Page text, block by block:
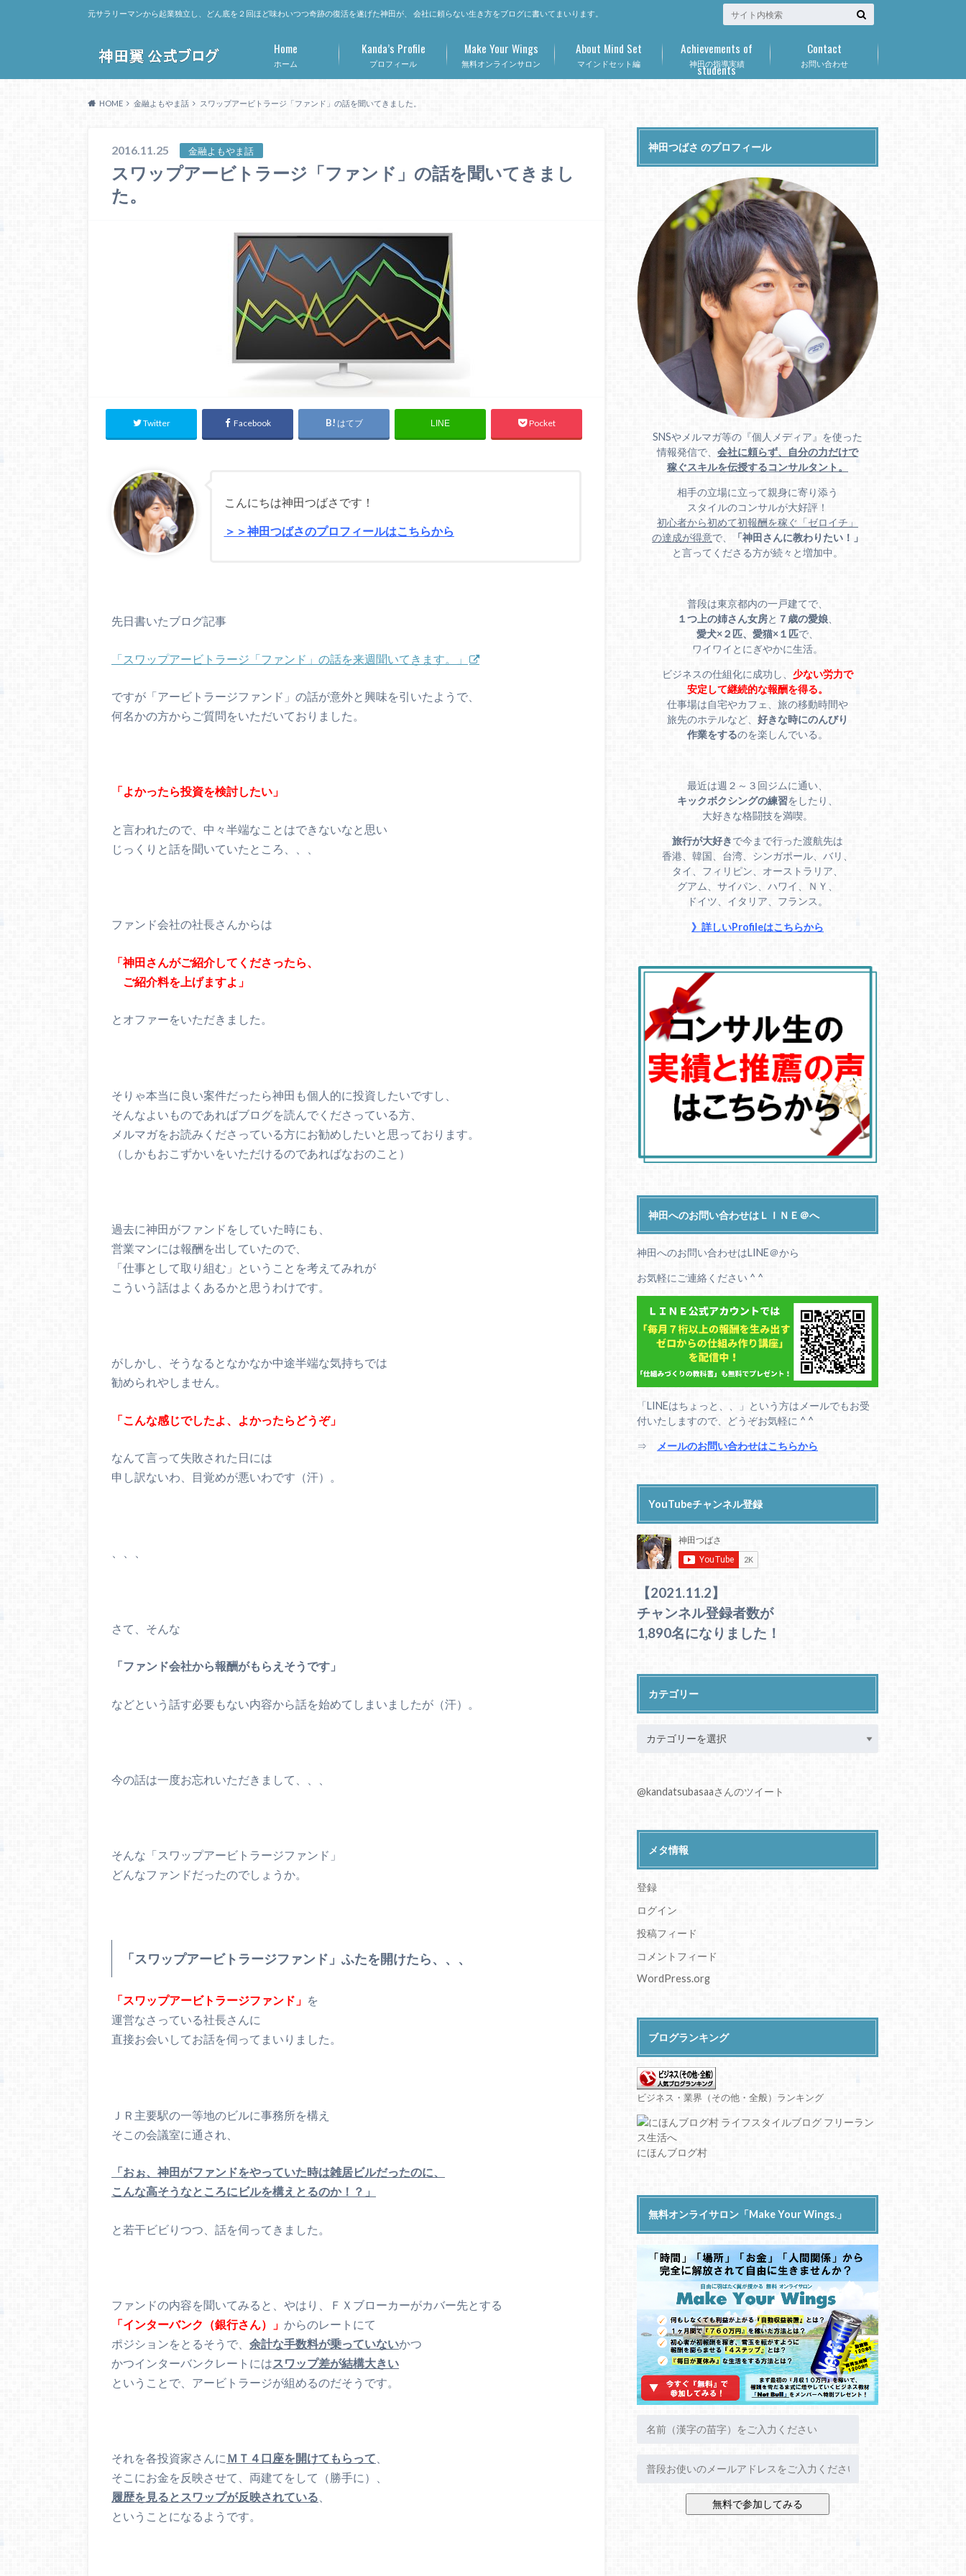
元サラリーマンから起業独立し、どん底を２回ほど味わいつつ奇跡の復活を遂げた神田が、 会社に頼らない生き方をブログに書いてまいります。
ホーム
Home
プロフィール
Kanda’s Profile
無料オンラインサロン
Make Your Wings
マインドセット編
About Mind Set
神田の指導実績
Achievements of
students
お問い合わせ
Contact
HOME 金融よもやま話 スワップアービトラージ「ファンド」の話を聞いてきました。
2016.11.25 金融よもやま話
スワップアービトラージ「ファンド」の話を聞いてきまし
た。
Twitter Facebook はてブ LINE Pocket
こんにちは神田つばさです！
＞＞神田つばさのプロフィールはこちらから
先日書いたブログ記事
「スワップアービトラージ「ファンド」の話を来週聞いてきます。」
ですが「アービトラージファンド」の話が意外と興味を引いたようで、
何名かの方からご質問をいただいておりました。
「よかったら投資を検討したい」
と言われたので、中々半端なことはできないなと思い
じっくりと話を聞いていたところ、、、
ファンド会社の社長さんからは
「神田さんがご紹介してくださったら、
ご紹介料を上げますよ」
とオファーをいただきました。
そりゃ本当に良い案件だったら神田も個人的に投資したいですし、
そんなよいものであればブログを読んでくださっている方、
メルマガをお読みくださっている方にお勧めしたいと思っております。
（しかもおこずかいをいただけるのであればなおのこと）
過去に神田がファンドをしていた時にも、
営業マンには報酬を出していたので、
「仕事として取り組む」ということを考えてみれが
こういう話はよくあるかと思うわけです。
がしかし、そうなるとなかなか中途半端な気持ちでは
勧められやしません。
「こんな感じでしたよ、よかったらどうぞ」
なんて言って失敗された日には
申し訳ないわ、目覚めが悪いわです（汗）。
さて、そんな
「ファンド会社から報酬がもらえそうです」
などという話す必要もない内容から話を始めてしまいましたが（汗）。
今の話は一度お忘れいただきまして、、、
そんな「スワップアービトラージファンド」
どんなファンドだったのでしょうか。
「スワップアービトラージファンド」ふたを開けたら、、、
「スワップアービトラージファンド」 を
運営なさっている社長さんに
直接お会いしてお話を伺ってまいりました。
ＪＲ主要駅の一等地のビルに事務所を構え
そこの会議室に通され、
「おぉ、神田がファンドをやっていた時は雑居ビルだったのに、
こんな高そうなところにビルを構えとるのか！？」
と若干ビビりつつ、話を伺ってきました。
ファンドの内容を聞いてみると、やはり、ＦＸブローカーがカバー先とする
「インターバンク（銀行さん）」 からのレートにて
ポジションをとるそうで、 余計な手数料が乗っていないかつ
かつインターバンクレートにはスワップ差が結構大きい
ということで、アービトラージが組めるのだそうです。
それを各投資家さんに ＭＴ４口座を開けてもらって
そこにお金を反映させて、両建てをして（勝手に）、
履歴を見るとスワップが反映されている
ということになるようです。
神田つばさ のプロフィール
SNSやメルマガ等の『個人メディア』を使った
情報発信で、 会社に頼らず、自分の力だけで
稼ぐスキルを伝授するコンサルタント。
相手の立場に立って親身に寄り添う
スタイルのコンサルが大好評！
初心者から初めて初報酬を稼ぐ「ゼロイチ」
の達成が得意で、
「神田さんに教わりたい！」
と言ってくださる方が続々と増加中。
普段は東京都内の一戸建てで、
１つ上の姉さん女房と ７歳の愛娘
愛犬×２匹、愛猫×１匹で、
ワイワイとにぎやかに生活。
ビジネスの仕組化に成功し、 少ない労力で
安定して継続的な報酬を得る。
仕事場は自宅やカフェ、旅の移動時間や
旅先のホテルなど、 好きな時にのんびり
作業をするのを楽しんでいる。
最近は週２～３回ジムに通い、
キックボクシングの練習をしたり、
大好きな格闘技を満喫。
旅行が大好きで今まで行った渡航先は
香港、韓国、台湾、シンガポール、バリ、
タイ、フィリピン、オーストラリア、
グアム、サイパン、ハワイ、ＮＹ、
ドイツ、イタリア、フランス。
》詳しいProfileはこちらから
神田へのお問い合わせはＬＩＮＥ＠へ
神田へのお問い合わせはLINE＠から
お気軽にご連絡ください ^ ^
「LINEはちょっと、、」という方はメールでもお受
付いたしますので、どうぞお気軽に ^ ^
⇒ メールのお問い合わせはこちらから
YouTubeチャンネル登録
【2021.11.2】
チャンネル登録者数が
1,890名になりました！
カテゴリー
@kandatsubasaaさんのツイート
メタ情報
登録
ログイン
投稿フィード
コメントフィード
WordPress.org
ブログランキング
ビジネス・業界（その他・全般）ランキング
にほんブログ村
無料オンライサロン「Make Your Wings.」